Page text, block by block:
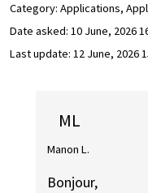
Category: Applications,
Date asked: 10 June, 2026
Last update: 12 June, 2026
ML
Manon L.
Bonjour,